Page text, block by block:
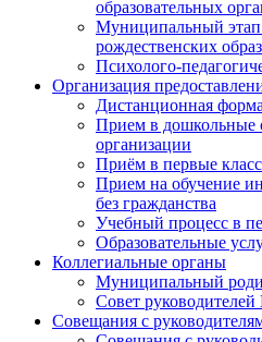
образовательных
Муниципальный
рождественских
Психолого-
Организация
Дистанционная
Прием в дошкольные
организации
Приём в первые
Прием на обучение
без гражданства
Учебный процесс в
Образовательные
Коллегиальные органы
Муниципальный
Совет
Совещания с